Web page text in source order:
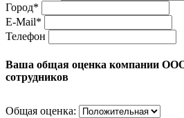
Город*
E-Mail*
Телефон
Ваша общая оценка компании
сотрудников
Общая оценка: